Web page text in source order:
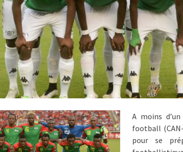
A moins
football
pour se